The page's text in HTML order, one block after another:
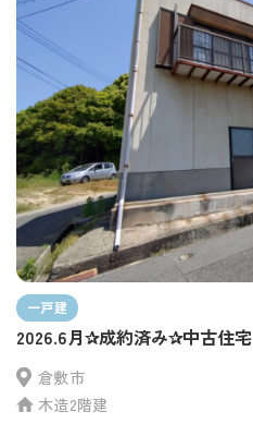
一戸建
2026.6月✰成約済み✰中古住宅
倉敷市
木造2階建